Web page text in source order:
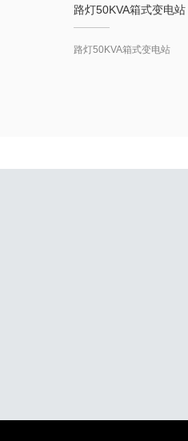
路灯50KVA箱式变电站
路灯50KVA箱式变电站